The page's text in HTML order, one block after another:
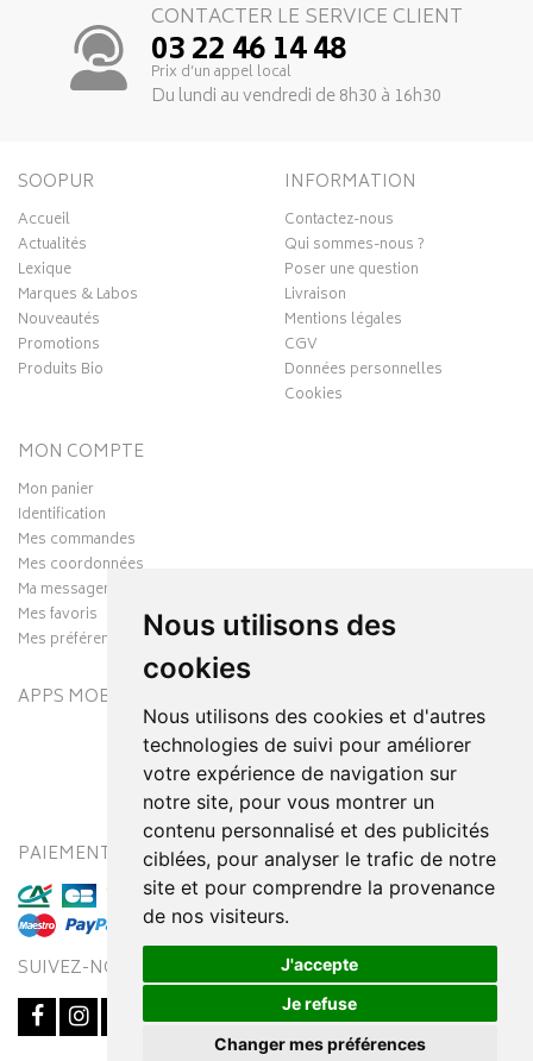
Nous utilisons des
cookies
Nous utilisons des cookies et d'autres
technologies de suivi pour améliorer
votre expérience de navigation sur
notre site, pour vous montrer un
contenu personnalisé et des publicités
ciblées, pour analyser le trafic de notre
site et pour comprendre la provenance
de nos visiteurs.
J'accepte
Je refuse
Changer mes préférences
CONTACTER LE SERVICE CLIENT
03 22 46 14 48
Prix d’un appel local
Du lundi au vendredi de 8h30 à 16h30
SOOPUR
Accueil
Actualités
Lexique
Marques & Labos
Nouveautés
Promotions
Produits Bio
INFORMATION
Contactez-nous
Qui sommes-nous ?
Poser une question
Livraison
Mentions légales
CGV
Données personnelles
Cookies
MON COMPTE
Mon panier
Identification
Mes commandes
Mes coordonnées
Ma messagerie
Mes favoris
Mes préférences Cookies
APPS MOBILES
PAIEMENT SÉCURISÉ MODES DE LIVRAISON
SUIVEZ-NOUS SUR